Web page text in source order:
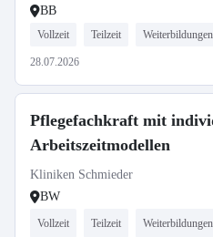
BB
Vollzeit Teilzeit Weiterbildungen
28.07.2026
Pflegefachkraft mit
Arbeitszeitmodellen
Kliniken Schmieder
BW
Vollzeit Teilzeit Weiterbildungen